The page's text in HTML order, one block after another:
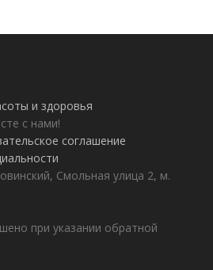
и здоровья
с нами!
соглашение
Смольная улица 2, м.
при указании обратной